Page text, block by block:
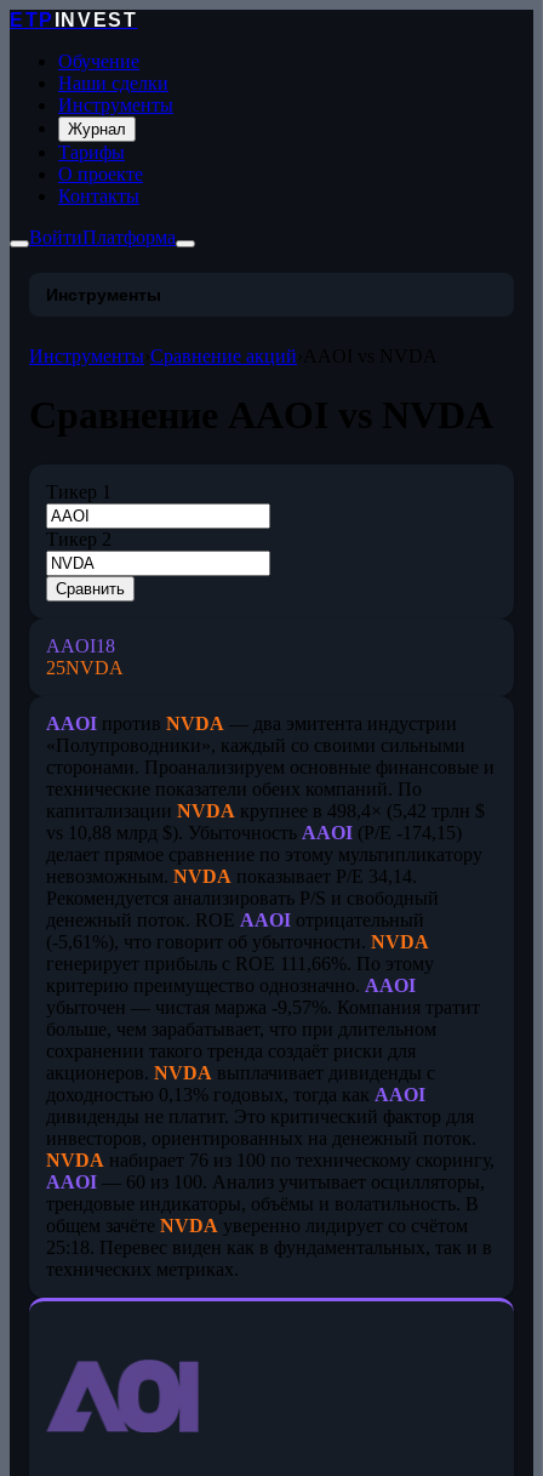
ETP
INVEST
Обучение
Наши сделки
Инструменты
Журнал
Тарифы
О проекте
Контакты
ВойтиПлатформа
Инструменты
Инструменты Сравнение акций
Тикер 1
Тикер 2
Сравнить
AAOI18
25NVDA
AAOI против NVDA — два эмитента индустрии
«Полупроводники», каждый со своими сильными
сторонами. Проанализируем основные финансовые и
технические показатели обеих компаний. По
капитализации NVDA крупнее в 498,4× (5,42 трлн $
vs 10,88 млрд $). Убыточность AAOI (P/E -174,15)
делает прямое сравнение по этому мультипликатору
невозможным. NVDA показывает P/E 34,14.
Рекомендуется анализировать P/S и свободный
денежный поток. ROE AAOI отрицательный
(-5,61%), что говорит об убыточности. NVDA
генерирует прибыль с ROE 111,66%. По этому
критерию преимущество однозначно. AAOI
убыточен — чистая маржа -9,57%. Компания тратит
больше, чем зарабатывает, что при длительном
сохранении такого тренда создаёт риски для
акционеров. NVDA выплачивает дивиденды с
доходностью 0,13% годовых, тогда как AAOI
дивиденды не платит. Это критический фактор для
инвесторов, ориентированных на денежный поток.
NVDA набирает 76 из 100 по техническому скорингу,
AAOI — 60 из 100. Анализ учитывает осцилляторы,
трендовые индикаторы, объёмы и волатильность. В
общем зачёте NVDA уверенно лидирует со счётом
25:18. Перевес виден как в фундаментальных, так и в
технических метриках.